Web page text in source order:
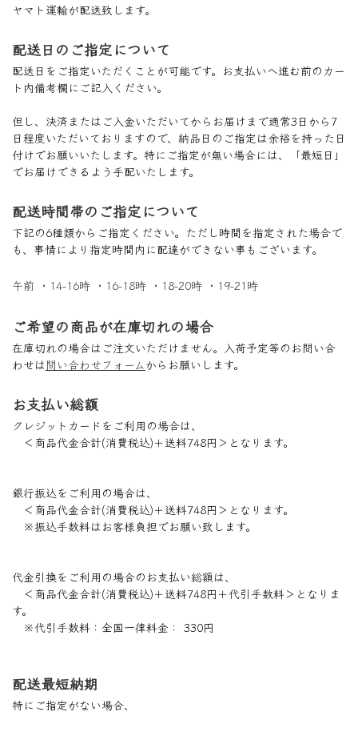
ヤマト運輸が配送致します。
配送日のご指定について
配送日をご指定いただくことが可能です。お支払いへ進む前のカー
ト内備考欄にご記入ください。
但し、決済またはご入金いただいてからお届けまで通常3日から7
日程度いただいておりますので、納品日のご指定は余裕を持った日
付けでお願いいたします。特にご指定が無い場合には、「最短日」
でお届けできるよう手配いたします。
配送時間帯のご指定について
下記の6種類からご指定ください。ただし時間を指定された場合で
も、事情により指定時間内に配達ができない事もございます。
午前 ・14-16時 ・16-18時 ・18-20時 ・19-21時
ご希望の商品が在庫切れの場合
在庫切れの場合はご注文いただけません。入荷予定等のお問い合
わせは 問い合わせフォームからお願いします。
お支払い総額
クレジットカードをご利用の場合は、
＜商品代金合計(消費税込)＋送料748円＞となります。
銀行振込をご利用の場合は、
＜商品代金合計(消費税込)＋送料748円＞となります。
※振込手数料はお客様負担でお願い致します。
代金引換をご利用の場合のお支払い総額は、
＜商品代金合計(消費税込)＋送料748円＋代引手数料＞となりま
す。
※代引手数料：全国一律料金： 330円
配送最短納期
特にご指定がない場合、